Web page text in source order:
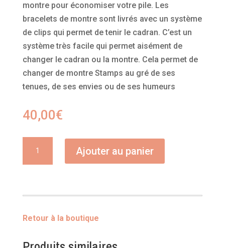
montre pour économiser votre pile. Les
bracelets de montre sont livrés avec un système
de clips qui permet de tenir le cadran. C’est un
système très facile qui permet aisément de
changer le cadran ou la montre. Cela permet de
changer de montre Stamps au gré de ses
tenues, de ses envies ou de ses humeurs
40,00€
You
Ajouter au panier
Retour à la boutique